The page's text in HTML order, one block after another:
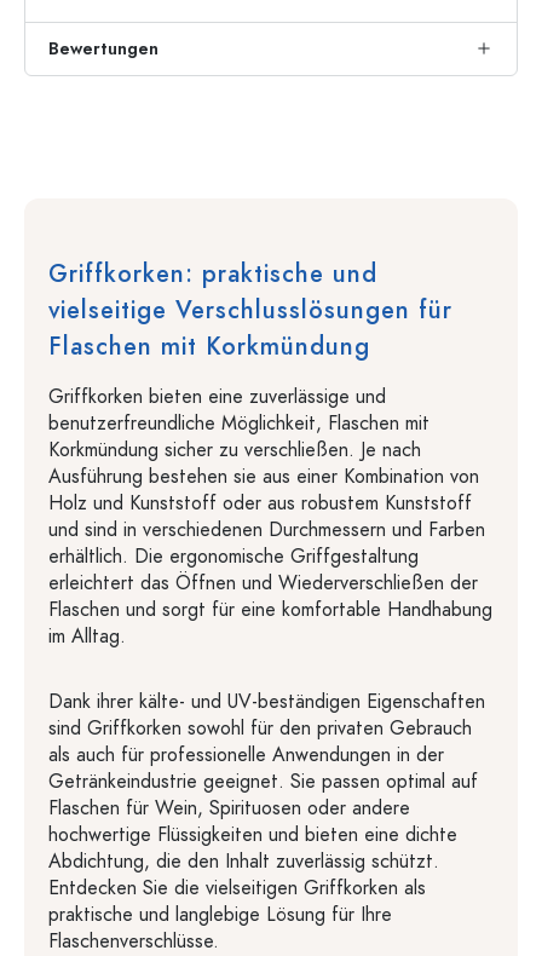
Bewertungen
Griffkorken: praktische und
vielseitige Verschlusslösungen für
Flaschen mit Korkmündung
Griffkorken bieten eine zuverlässige und
benutzerfreundliche Möglichkeit, Flaschen mit
Korkmündung sicher zu verschließen. Je nach
Ausführung bestehen sie aus einer Kombination von
Holz und Kunststoff oder aus robustem Kunststoff
und sind in verschiedenen Durchmessern und Farben
erhältlich. Die ergonomische Griffgestaltung
erleichtert das Öffnen und Wiederverschließen der
Flaschen und sorgt für eine komfortable Handhabung
im Alltag.
Dank ihrer kälte- und UV-beständigen Eigenschaften
sind Griffkorken sowohl für den privaten Gebrauch
als auch für professionelle Anwendungen in der
Getränkeindustrie geeignet. Sie passen optimal auf
Flaschen für Wein, Spirituosen oder andere
hochwertige Flüssigkeiten und bieten eine dichte
Abdichtung, die den Inhalt zuverlässig schützt.
Entdecken Sie die vielseitigen Griffkorken als
praktische und langlebige Lösung für Ihre
Flaschenverschlüsse.